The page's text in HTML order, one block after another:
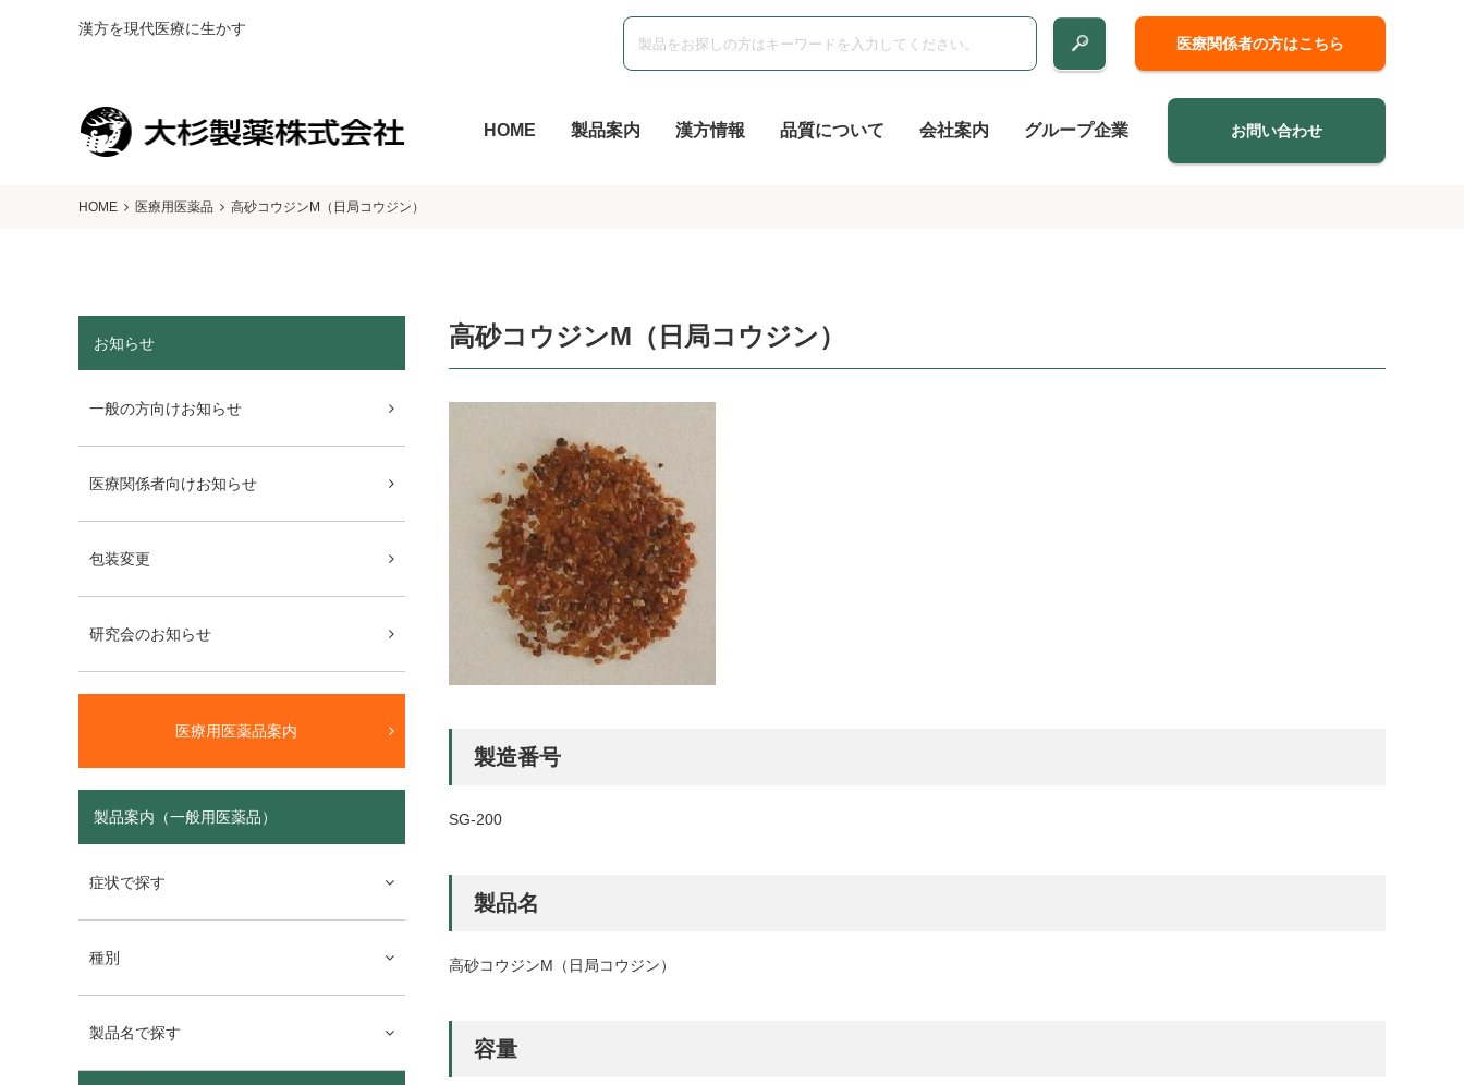
漢方を現代医療に生かす
医療関係者の方はこちら
HOME 製品案内 漢方情報 品質について 会社案内 グループ企業 お問い合わせ
HOME 医療用医薬品 高砂コウジンM（日局コウジン）
高砂コウジンM（日局コウジン）
製造番号
SG-200
製品名
高砂コウジンM（日局コウジン）
容量
お知らせ
一般の方向けお知らせ
医療関係者向けお知らせ
包装変更
研究会のお知らせ
医療用医薬品案内
製品案内（一般用医薬品）
症状で探す
種別
製品名で探す